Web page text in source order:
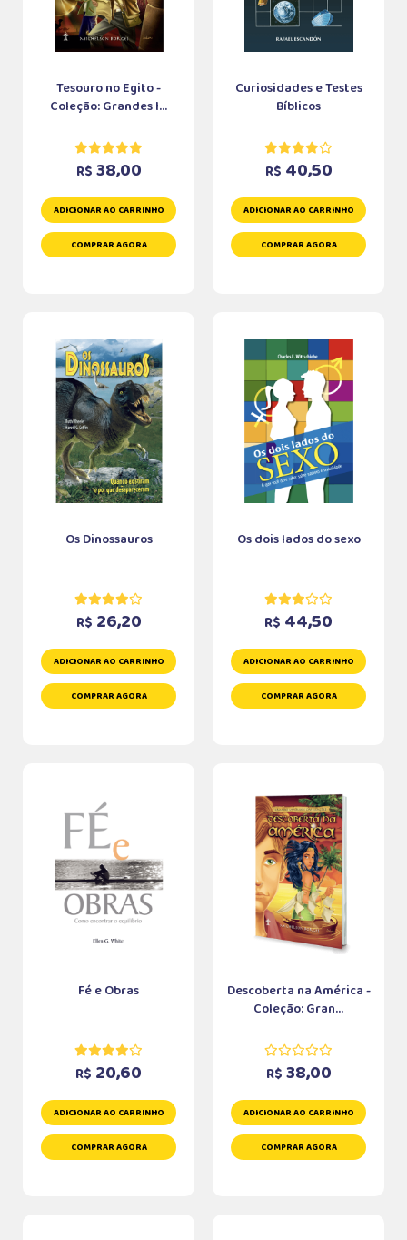
Tesouro no Egito -
Coleção: Grandes I...
R$ 38,00
ADICIONAR AO CARRINHO
COMPRAR AGORA
Curiosidades e Testes
Bíblicos
R$ 40,50
ADICIONAR AO CARRINHO
COMPRAR AGORA
Os Dinossauros
R$ 26,20
ADICIONAR AO CARRINHO
COMPRAR AGORA
Os dois lados do sexo
R$ 44,50
ADICIONAR AO CARRINHO
COMPRAR AGORA
Fé e Obras
R$ 20,60
ADICIONAR AO CARRINHO
COMPRAR AGORA
Descoberta na América -
Coleção: Gran...
R$ 38,00
ADICIONAR AO CARRINHO
COMPRAR AGORA